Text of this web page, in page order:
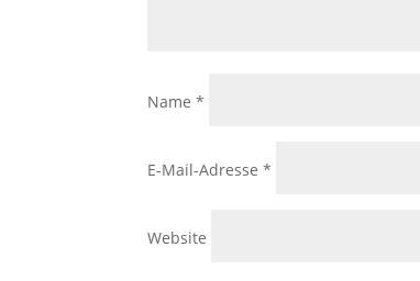
Name*
E-Mail-Adresse*
Website